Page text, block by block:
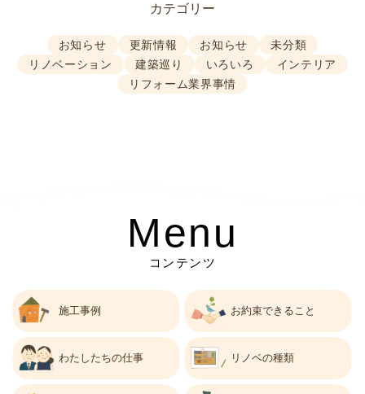
カテゴリー
お知らせ 更新情報 お知らせ
未分類
リノベーション
建築巡り いろいろ
インテリア
リフォーム業界事情
Menu
コンテンツ
施工事例 お約束できること
わたしたちの仕事 リノベの種類